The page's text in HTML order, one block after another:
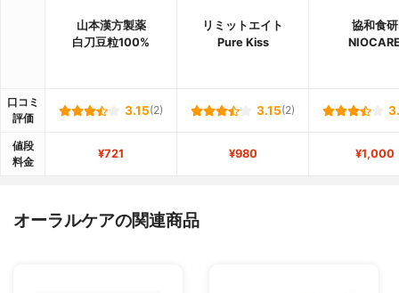
山本漢方製薬
白刀豆粒100%
リミットエイト
Pure Kiss
協和食研
口コミ
評価
3.15(2) 3.15(2)
値段
料金
¥721 ¥980 ¥1,000
オーラルケアの関連商品